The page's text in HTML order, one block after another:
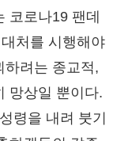
코로나19 팬데
처를 시행해야
하려는 종교적,
망상일 뿐이다.
령을 내려 붓기